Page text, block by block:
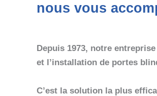
nous vous
Depuis 1973, notre
et l’installation de portes
C’est la solution la plus